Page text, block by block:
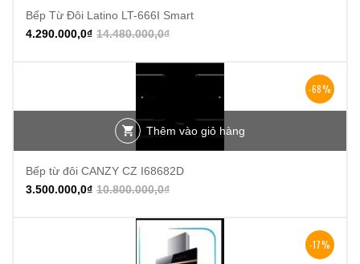
Bếp Từ Đôi Latino LT-666I Smart
14.480.000,0₫
4.290.000,0₫
-68%
Thêm vào giỏ hàng
Bếp từ đôi CANZY CZ I68682D
10.800.000,0₫
3.500.000,0₫
-17%